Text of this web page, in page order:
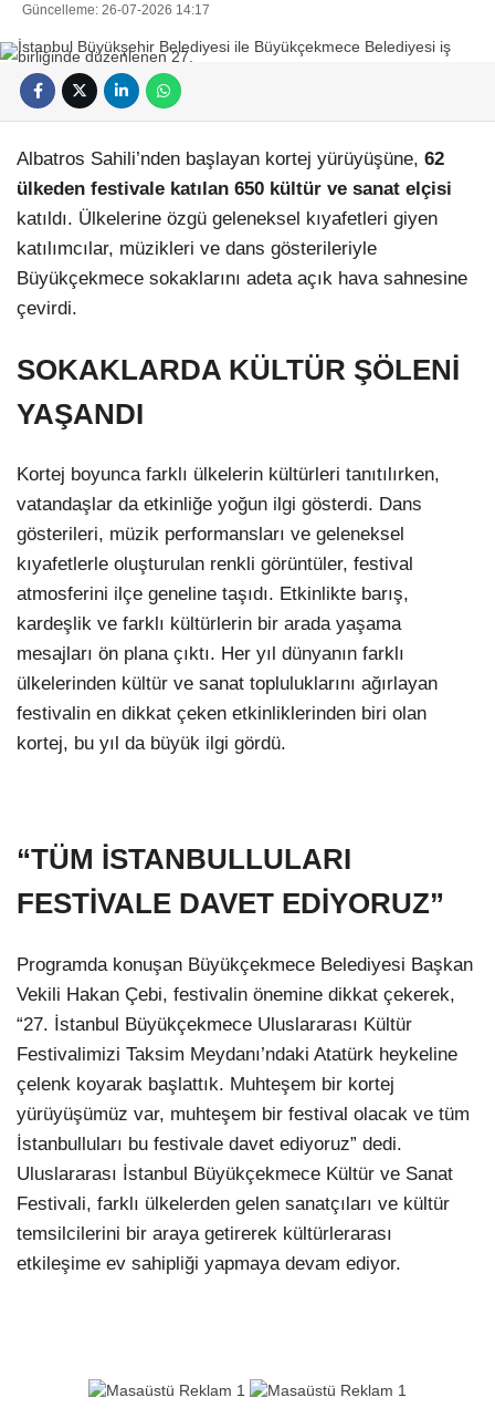
Güncelleme: 26-07-2026 14:17
Albatros Sahili’nden başlayan kortej yürüyüşüne, 62
ülkeden festivale katılan 650 kültür ve sanat elçisi
katıldı. Ülkelerine özgü geleneksel kıyafetleri giyen
katılımcılar, müzikleri ve dans gösterileriyle
Büyükçekmece sokaklarını adeta açık hava sahnesine
çevirdi.
SOKAKLARDA KÜLTÜR ŞÖLENİ
YAŞANDI
Kortej boyunca farklı ülkelerin kültürleri tanıtılırken,
vatandaşlar da etkinliğe yoğun ilgi gösterdi. Dans
gösterileri, müzik performansları ve geleneksel
kıyafetlerle oluşturulan renkli görüntüler, festival
atmosferini ilçe geneline taşıdı. Etkinlikte barış,
kardeşlik ve farklı kültürlerin bir arada yaşama
mesajları ön plana çıktı. Her yıl dünyanın farklı
ülkelerinden kültür ve sanat topluluklarını ağırlayan
festivalin en dikkat çeken etkinliklerinden biri olan
kortej, bu yıl da büyük ilgi gördü.
“TÜM İSTANBULLULARI
FESTİVALE DAVET EDİYORUZ”
Programda konuşan Büyükçekmece Belediyesi Başkan
Vekili Hakan Çebi, festivalin önemine dikkat çekerek,
“27. İstanbul Büyükçekmece Uluslararası Kültür
Festivalimizi Taksim Meydanı’ndaki Atatürk heykeline
çelenk koyarak başlattık. Muhteşem bir kortej
yürüyüşümüz var, muhteşem bir festival olacak ve tüm
İstanbulluları bu festivale davet ediyoruz” dedi.
Uluslararası İstanbul Büyükçekmece Kültür ve Sanat
Festivali, farklı ülkelerden gelen sanatçıları ve kültür
temsilcilerini bir araya getirerek kültürlerarası
etkileşime ev sahipliği yapmaya devam ediyor.